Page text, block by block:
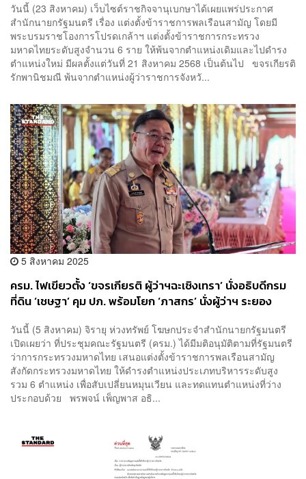
วันนี้ (23 สิงหาคม) เว็บไซต์ราชกิจจานุเบกษาได้เผยแพร่ประกาศ
สำนักนายกรัฐมนตรี เรื่อง แต่งตั้งข้าราชการพลเรือนสามัญ โดยมี
พระบรมราชโองการโปรดเกล้าฯ แต่งตั้งข้าราชการกระทรวง
มหาดไทยระดับสูงจำนวน 6 ราย ให้พ้นจากตำแหน่งเดิมและไปดำรง
ตำแหน่งใหม่ มีผลตั้งแต่วันที่ 21 สิงหาคม 2568 เป็นต้นไป ขจรเกียรติ
รักพานิชมณี พ้นจากตำแหน่งผู้ว่าราชการจังหวั...
5 สิงหาคม 2025
ครม. ไฟเขียวตั้ง ‘ขจรเกียรติ ผู้ว่าฯฉะเชิงเทรา’ นั่งอธิบดีกรม
ที่ดิน ‘เชษฐา’ คุม ปภ. พร้อมโยก ‘ภาสกร’ นั่งผู้ว่าฯ ระยอง
วันนี้ (5 สิงหาคม) ​จิรายุ ห่วงทรัพย์ โฆษกประจำสำนักนายกรัฐมนตรี
เปิดเผยว่า ที่ประชุมคณะรัฐมนตรี (ครม.) ได้มีมติอนุมัติตามที่รัฐมนตรี
ว่าการกระทรวงมหาดไทย เสนอแต่งตั้งข้าราชการพลเรือนสามัญ
สังกัดกระทรวงมหาดไทย ให้ดำรงตำแหน่งประเภทบริหารระดับสูง
รวม 6 ตำแหน่ง เพื่อสับเปลี่ยนหมุนเวียน และทดแทนตำแหน่งที่ว่าง
ประกอบด้วย พรพจน์ เพ็ญพาส อธิ...